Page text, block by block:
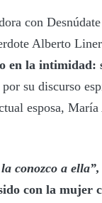
con
Alberto
en la intimidad:
su discurso
esposa,
conozco a ella”,
con la mujer